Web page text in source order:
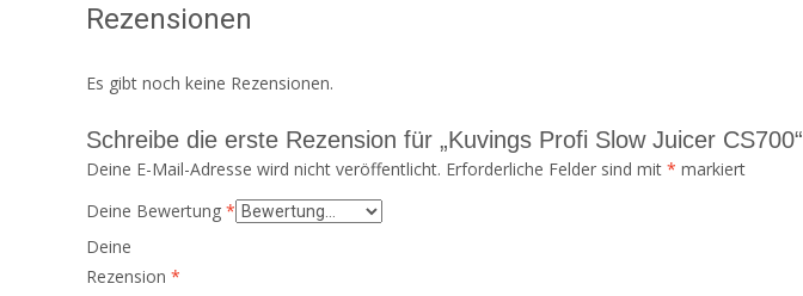
Rezensionen
Es gibt noch keine Rezensionen.
Schreibe die erste Rezension für „Kuvings Profi Slow Juicer CS700“
Deine E-Mail-Adresse wird nicht veröffentlicht. Erforderliche Felder sind mit * markiert
Deine Bewertung *
Deine
Rezension *